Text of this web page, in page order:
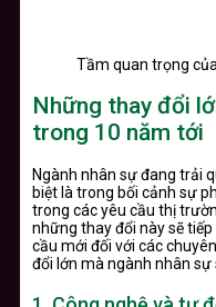
Tầm quan trọng
Những thay đổi
trong 10 năm tới
Ngành nhân sự đang trải
biệt là trong bối cảnh sự
trong các yêu cầu thị
những thay đổi này sẽ
cầu mới đối với các
đổi lớn mà ngành nhân sự